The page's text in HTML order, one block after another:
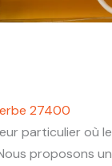
27400
particulier où
proposons